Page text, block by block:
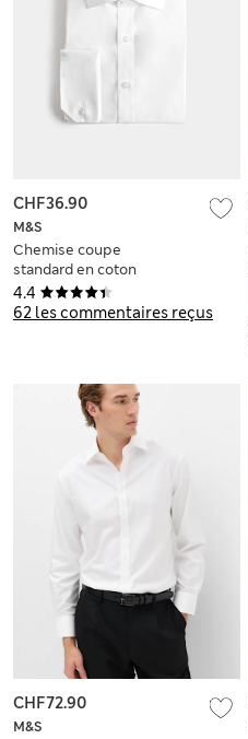
4.4
62 les commentaires reçus
M&S
Chemise coupe
standard en coton
mélangé à poignets
mousquetaires
CHF36.90
M&S
CHF72.90